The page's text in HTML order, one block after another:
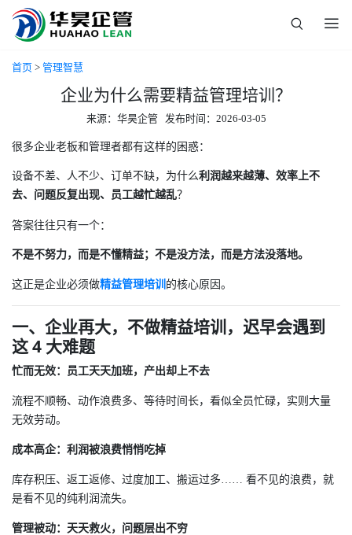
首页 > 管理智慧
企业为什么需要精益管理培训？
来源：华昊企管 发布时间：2026-03-05
很多企业老板和管理者都有这样的困惑：
设备不差、人不少、订单不缺，为什么利润越来越薄、效率上不
去、问题反复出现、员工越忙越乱？
答案往往只有一个：
不是不努力，而是不懂精益；不是没方法，而是方法没落地。
这正是企业必须做精益管理培训 的核心原因。
一、企业再大，不做精益培训，迟早会遇到
这 4 大难题
忙而无效：员工天天加班，产出却上不去
流程不顺畅、动作浪费多、等待时间长，看似全员忙碌，实则大量
无效劳动。
成本高企：利润被浪费悄悄吃掉
库存积压、返工返修、过度加工、搬运过多…… 看不见的浪费，就
是看不见的纯利润流失。
管理被动：天天救火，问题层出不穷